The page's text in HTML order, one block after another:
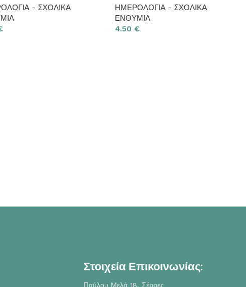
- ΣΧΟΛΙΚΑ
ΗΜΕΡΟΛΟΓΙΑ - ΣΧΟΛΙΚΑ
ΕΝΘΥΜΙΑ
4.50€
Στοιχεία Επικοινωνίας:
Παύλου Μελά 18, Σέρρες